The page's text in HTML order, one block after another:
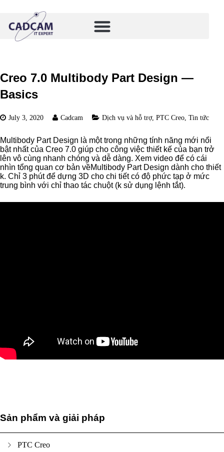
Creo 7.0 Multibody Part Design —
Basics
July 3, 2020 Cadcam Dịch vụ và hỗ trợ, PTC Creo, Tin tức
Multibody Part Design là một trong những tính năng mới nổi
bật nhất của Creo 7.0 giúp cho công việc thiết kế của bạn trở
lên vô cùng nhanh chóng và dễ dàng. Xem video để có cái
nhìn tổng quan cơ bản vềMultibody Part Design dành cho thiết
k. Chỉ 3 phút để dựng 3D cho chi tiết có độ phức tạp ở mức
trung bình với chỉ thao tác chuột (k sử dụng lệnh tắt).
Sản phẩm và giải pháp
PTC Creo